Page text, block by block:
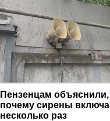
Пензенцам объяснили,
почему сирены
несколько раз